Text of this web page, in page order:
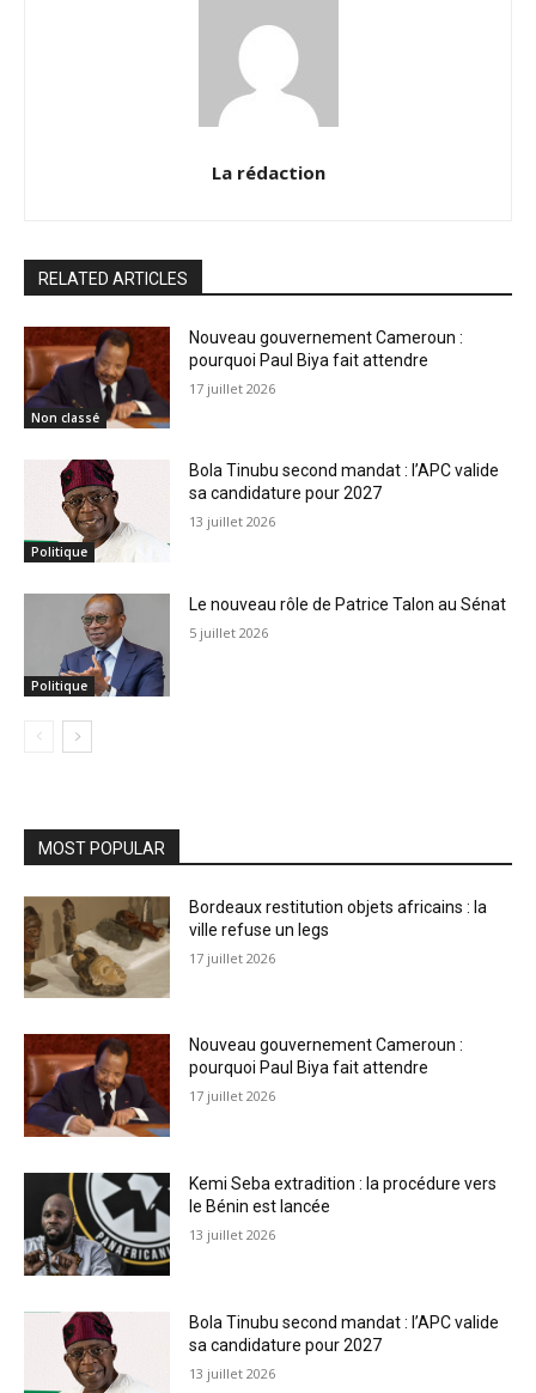
La rédaction
RELATED ARTICLES
Non classé
Nouveau gouvernement Cameroun :
pourquoi Paul Biya fait attendre
17 juillet 2026
Politique
Bola Tinubu second mandat : l’APC valide
sa candidature pour 2027
13 juillet 2026
Politique
Le nouveau rôle de Patrice Talon au Sénat
5 juillet 2026
MOST POPULAR
Bordeaux restitution objets africains : la
ville refuse un legs
17 juillet 2026
Nouveau gouvernement Cameroun :
pourquoi Paul Biya fait attendre
17 juillet 2026
Kemi Seba extradition : la procédure vers
le Bénin est lancée
13 juillet 2026
Bola Tinubu second mandat : l’APC valide
sa candidature pour 2027
13 juillet 2026